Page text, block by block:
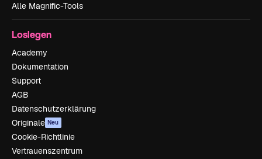
Alle Magnific-Tools
Loslegen
Academy
Dokumentation
Support
AGB
Datenschutzerklärung
Originale Neu
Cookie-Richtlinie
Vertrauenszentrum